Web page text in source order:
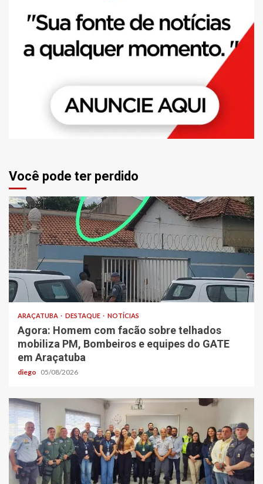
Você pode ter perdido
ARAÇATUBA DESTAQUE NOTÍCIAS
Agora: Homem com facão sobre telhados
mobiliza PM, Bombeiros e equipes do GATE
em Araçatuba
diego 05/08/2026